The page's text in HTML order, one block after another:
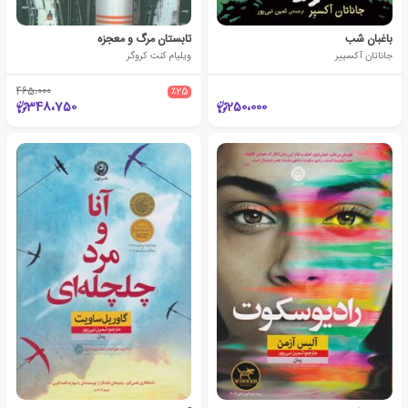
باغبان شب
جاناتان آکسییر
250،000
تابستان مرگ و معجزه
ویلیام کنت کروگر
٪25 465،000
348،750